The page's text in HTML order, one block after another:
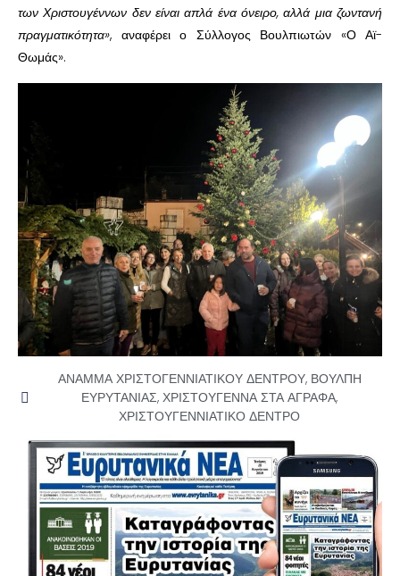
των Χριστουγέννων δεν είναι απλά ένα όνειρο, αλλά μια ζωντανή
πραγματικότητα», αναφέρει ο Σύλλογος Βουλπιωτών «Ο Αϊ-
Θωμάς».
ΑΝΑΜΜΑ ΧΡΙΣΤΟΓΕΝΝΙΑΤΙΚΟΥ ΔΕΝΤΡΟΥ, ΒΟΥΛΠΗ
ΕΥΡΥΤΑΝΙΑΣ, ΧΡΙΣΤΟΥΓΕΝΝΑ ΣΤΑ ΑΓΡΑΦΑ,
ΧΡΙΣΤΟΥΓΕΝΝΙΑΤΙΚΟ ΔΕΝΤΡΟ